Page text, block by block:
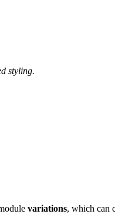
styling.
variations, which can